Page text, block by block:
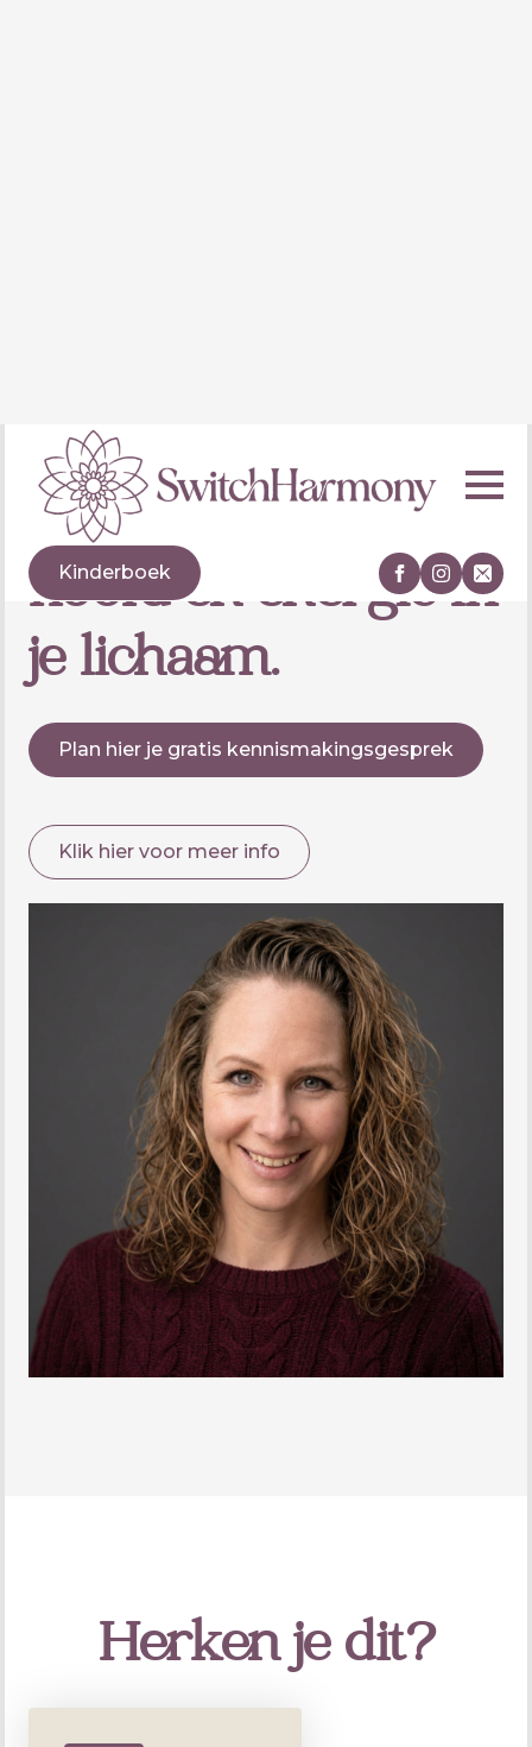
gespannen, naar
meer rust in je
hoofd en energie in
je lichaam.
Plan hier je gratis kennismakingsgesprek
Klik hier voor meer info
Herken je dit?